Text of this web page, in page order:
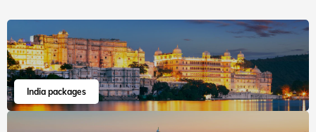
India packages